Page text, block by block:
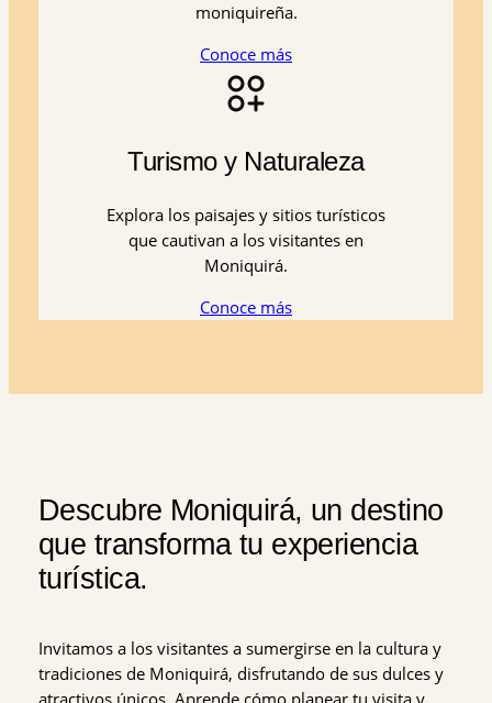
moniquireña.
Conoce más
Turismo y Naturaleza
Explora los paisajes y sitios turísticos
que cautivan a los visitantes en
Moniquirá.
Conoce más
Descubre Moniquirá, un destino
que transforma tu experiencia
turística.
Invitamos a los visitantes a sumergirse en la cultura y
tradiciones de Moniquirá, disfrutando de sus dulces y
atractivos únicos. Aprende cómo planear tu visita y